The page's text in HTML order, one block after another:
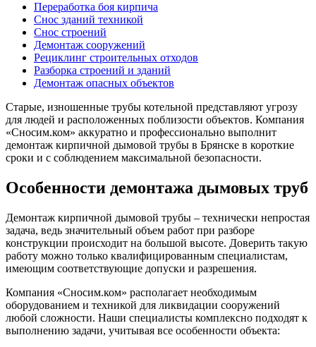
Переработка боя кирпича
Снос зданий техникой
Снос строений
Демонтаж сооружений
Рециклинг строительных отходов
Разборка строений и зданий
Демонтаж опасных объектов
Старые, изношенные трубы котельной представляют угрозу
для людей и расположенных поблизости объектов. Компания
«Сносим.ком» аккуратно и профессионально выполнит
демонтаж кирпичной дымовой трубы в Брянске в короткие
сроки и с соблюдением максимальной безопасности.
Особенности демонтажа дымовых труб
Демонтаж кирпичной дымовой трубы – технически непростая
задача, ведь значительный объем работ при разборе
конструкции происходит на большой высоте. Доверить такую
работу можно только квалифицированным специалистам,
имеющим соответствующие допуски и разрешения.
Компания «Сносим.ком» располагает необходимым
оборудованием и техникой для ликвидации сооружений
любой сложности. Наши специалисты комплексно подходят к
выполнению задачи, учитывая все особенности объекта: